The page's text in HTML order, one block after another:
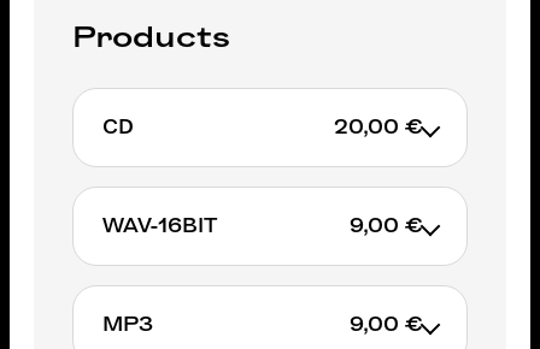
Products
CD 20,00 €
ADD TO CART
WAV-16BIT 9,00 €
MP3 9,00 €